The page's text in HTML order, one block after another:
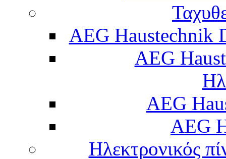
AEG Haustechnik
AEG
AEG
AEG
Ηλεκτρονικός